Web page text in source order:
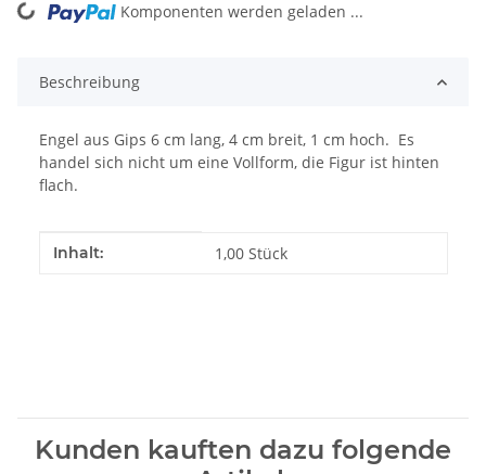
Loading... Komponenten werden geladen ...
Beschreibung
Engel aus Gips 6 cm lang, 4 cm breit, 1 cm hoch. Es
handel sich nicht um eine Vollform, die Figur ist hinten
flach.
Produkteigenschaft
Wert
Inhalt: 1,00 Stück
Kunden kauften dazu folgende